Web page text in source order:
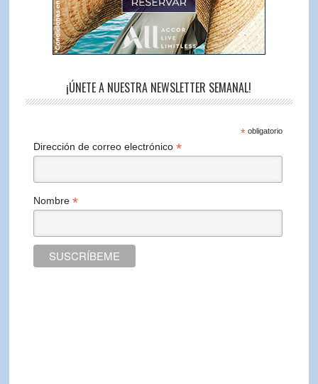
¡ÚNETE A NUESTRA NEWSLETTER SEMANAL!
*obligatorio
Dirección de correo electrónico*
Nombre*